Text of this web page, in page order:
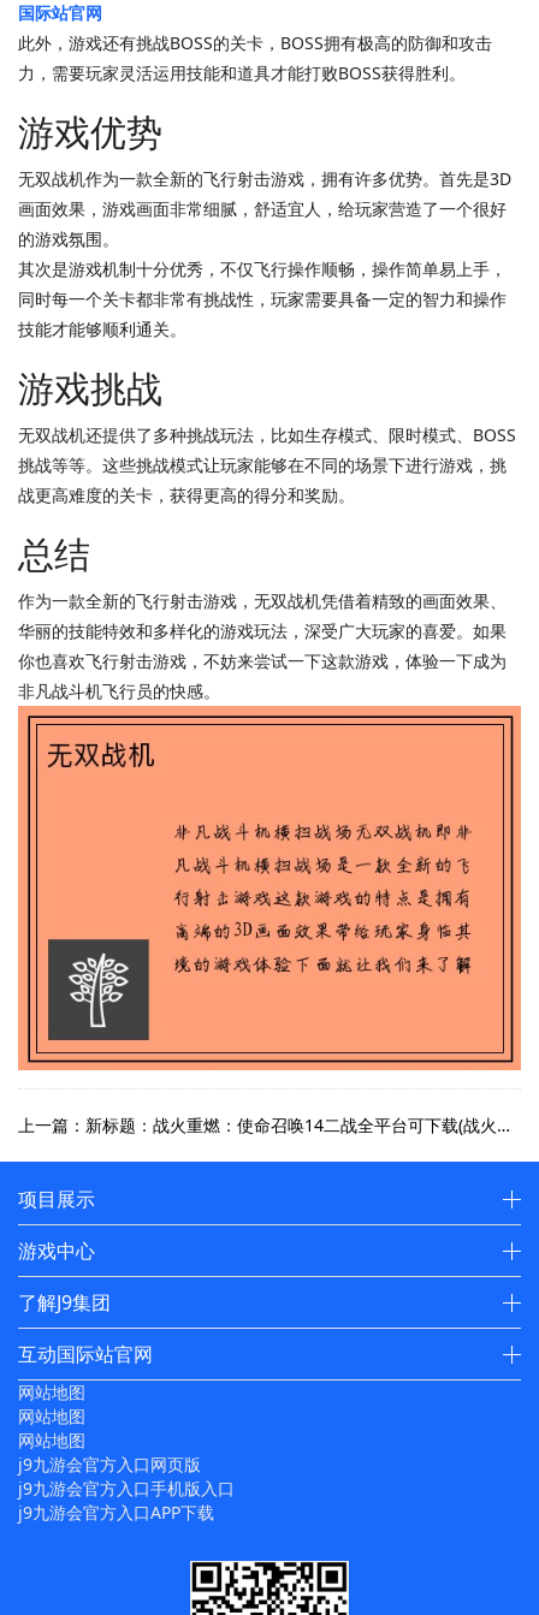
国际站官网
此外，游戏还有挑战BOSS的关卡，BOSS拥有极高的防御和攻击
力，需要玩家灵活运用技能和道具才能打败BOSS获得胜利。
游戏优势
无双战机作为一款全新的飞行射击游戏，拥有许多优势。首先是3D
画面效果，游戏画面非常细腻，舒适宜人，给玩家营造了一个很好
的游戏氛围。
其次是游戏机制十分优秀，不仅飞行操作顺畅，操作简单易上手，
同时每一个关卡都非常有挑战性，玩家需要具备一定的智力和操作
技能才能够顺利通关。
游戏挑战
无双战机还提供了多种挑战玩法，比如生存模式、限时模式、BOSS
挑战等等。这些挑战模式让玩家能够在不同的场景下进行游戏，挑
战更高难度的关卡，获得更高的得分和奖励。
总结
作为一款全新的飞行射击游戏，无双战机凭借着精致的画面效果、
华丽的技能特效和多样化的游戏玩法，深受广大玩家的喜爱。如果
你也喜欢飞行射击游戏，不妨来尝试一下这款游戏，体验一下成为
非凡战斗机飞行员的快感。
上一篇：新标题：战火重燃：使命召唤14二战全平台可下载(战火再次点燃：使命召唤14二战续作全平台下载)
项目展示
游戏中心
了解J9集团
互动国际站官网
网站地图
网站地图
网站地图
j9九游会官方入口网页版
j9九游会官方入口手机版入口
j9九游会官方入口APP下载